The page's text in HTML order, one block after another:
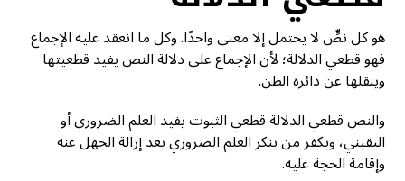
هو كل نصٍّ لا يحتمل إلا معنى واحدًا. وكل ما انعقد عليه الإجماع
فهو قطعي الدلالة؛ لأن الإجماع على دلالة النص يفيد قطعيتها
وينقلها عن دائرة الظن.
والنص قطعي الدلالة قطعي الثبوت يفيد العلم الضروري أو
اليقيني، ويكفر من ينكر العلم الضروري بعد إزالة الجهل عنه
وإقامة الحجة عليه.